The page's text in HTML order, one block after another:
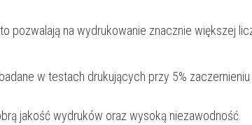
pozwalają na wydrukowanie znacznie większej
w testach drukujących przy 5% zaczernieniu
jakość wydruków oraz wysoką niezawodność.